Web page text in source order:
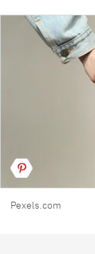
Pexels.com